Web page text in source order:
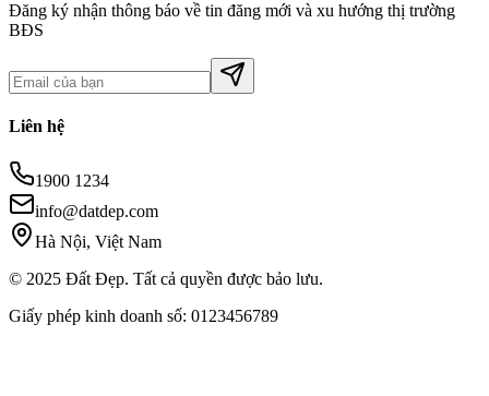
Đăng ký nhận thông báo về tin đăng mới và xu hướng thị trường
BĐS
Liên hệ
1900 1234
info@datdep.com
Hà Nội, Việt Nam
© 2025 Đất Đẹp. Tất cả quyền được bảo lưu.
Giấy phép kinh doanh số: 0123456789